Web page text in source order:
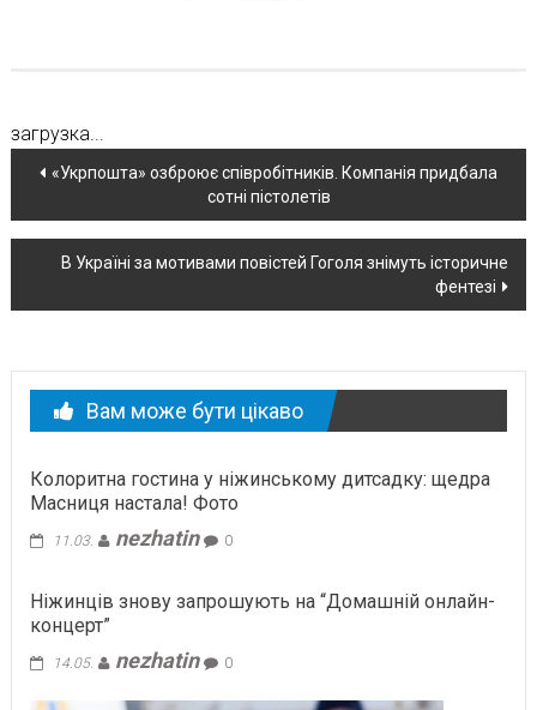
загрузка...
Навігація
по
новині
«Укрпошта» озброює співробітників. Компанія придбала
сотні пістолетів
В Україні за мотивами повістей Гоголя знімуть історичне
фентезі
Вам може бути цікаво
Колоритна гостина у ніжинському дитсадку: щедра
Масниця настала! Фото
11.03. nezhatin 0
Ніжинців знову запрошують на “Домашній онлайн-
концерт”
14.05. nezhatin 0